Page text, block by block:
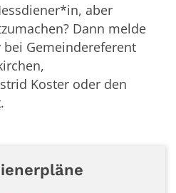
aber
Dann melde
Gemeindereferent
Koster oder den